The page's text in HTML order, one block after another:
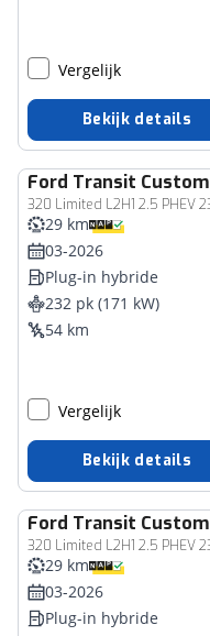
Vergelijk
Bekijk details
Ford Transit Custom
Bedrijfswagen
29 km
03-2026
Plug-in hybride
232 pk (171 kW)
54 km
Vergelijk
Bekijk details
Ford Transit Custom
Bedrijfswagen
29 km
03-2026
Plug-in hybride